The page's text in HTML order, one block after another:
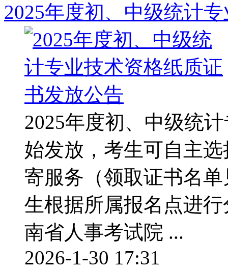
2025年度初、中级统计
2025年度初、中级统
始发放，考生可自主
寄服务（领取证书名
生根据所属报名点进
南省人事考试院 ...
2026-1-30 17:31